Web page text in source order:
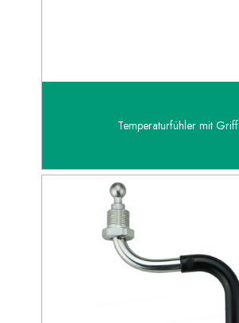
Temperaturfühler mit Griff